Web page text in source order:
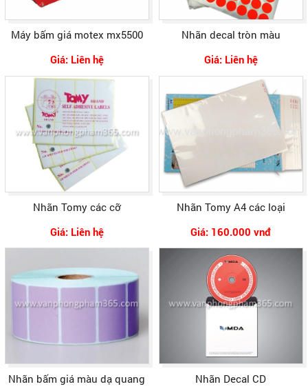
Máy bấm giá motex mx5500
Giá: Liên hệ
Nhãn decal tròn màu
Giá: Liên hệ
Nhãn Tomy các cỡ
Giá: Liên hệ
Nhãn Tomy A4 các loại
Giá: 160.000 vnđ
Nhãn bấm giá màu dạ quang
Nhãn Decal CD